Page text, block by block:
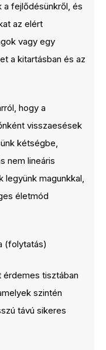
a fejlődésünkről, és
az elért
vagy egy
a kitartásban és az
hogy a
visszaesések
kétségbe,
nem lineáris
magunkkal,
életmód
(folytatás)
tisztában
szintén
távú sikeres